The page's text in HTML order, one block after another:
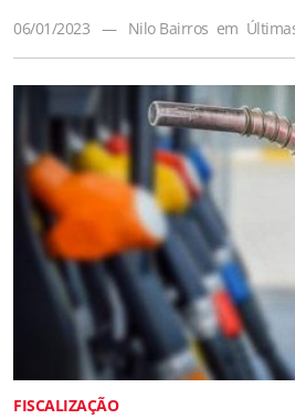
06/01/2023 — Nilo Bairros em
FISCALIZAÇÃO